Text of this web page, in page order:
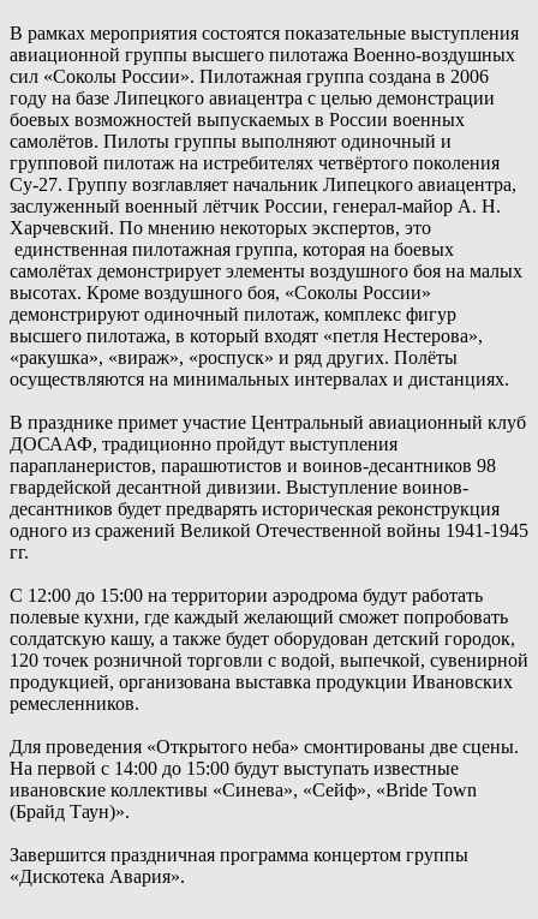
В рамках мероприятия состоятся показательные выступления
авиационной группы высшего пилотажа Военно-воздушных
сил «Соколы России». Пилотажная группа создана в 2006
году на базе Липецкого авиацентра с целью демонстрации
боевых возможностей выпускаемых в России военных
самолётов. Пилоты группы выполняют одиночный и
групповой пилотаж на истребителях четвёртого поколения
Су-27. Группу возглавляет начальник Липецкого авиацентра,
заслуженный военный лётчик России, генерал-майор А. Н.
Харчевский. По мнению некоторых экспертов, это
единственная пилотажная группа, которая на боевых
самолётах демонстрирует элементы воздушного боя на малых
высотах. Кроме воздушного боя, «Соколы России»
демонстрируют одиночный пилотаж, комплекс фигур
высшего пилотажа, в который входят «петля Нестерова»,
«ракушка», «вираж», «роспуск» и ряд других. Полёты
осуществляются на минимальных интервалах и дистанциях.
В празднике примет участие Центральный авиационный клуб
ДОСААФ, традиционно пройдут выступления
парапланеристов, парашютистов и воинов-десантников 98
гвардейской десантной дивизии. Выступление воинов-
десантников будет предварять историческая реконструкция
одного из сражений Великой Отечественной войны 1941-1945
гг.
С 12:00 до 15:00 на территории аэродрома будут работать
полевые кухни, где каждый желающий сможет попробовать
солдатскую кашу, а также будет оборудован детский городок,
120 точек розничной торговли с водой, выпечкой, сувенирной
продукцией, организована выставка продукции Ивановских
ремесленников.
Для проведения «Открытого неба» смонтированы две сцены.
На первой с 14:00 до 15:00 будут выступать известные
ивановские коллективы «Синева», «Сейф», «Bride Town
(Брайд Таун)».
Завершится праздничная программа концертом группы
«Дискотека Авария».